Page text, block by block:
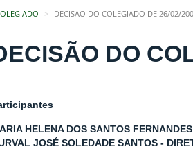
DECISÃO DO COLEGIADO DE 26/02/
DO
HELENA DOS SANTOS
JOSÉ SOLEDADE SANTOS -